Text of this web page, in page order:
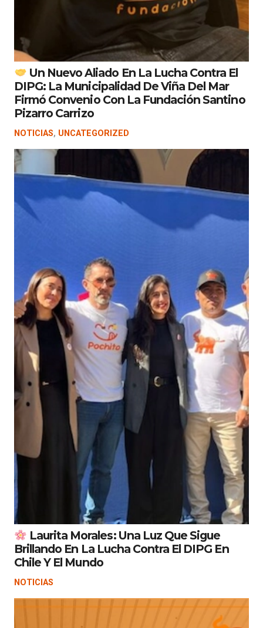
Un Nuevo Aliado En La Lucha Contra El
DIPG: La Municipalidad De Viña Del Mar
Firmó Convenio Con La Fundación Santino
Pizarro Carrizo
NOTICIAS, UNCATEGORIZED
Laurita Morales: Una Luz Que Sigue
Brillando En La Lucha Contra El DIPG En
Chile Y El Mundo
NOTICIAS